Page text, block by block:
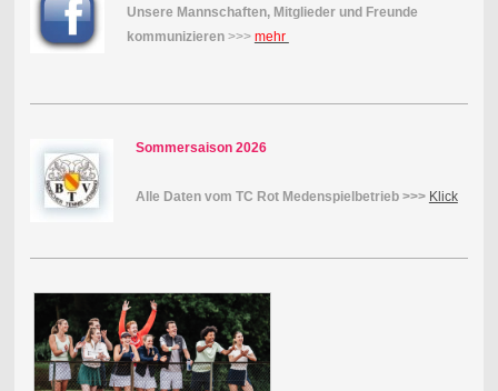
Unsere Mannschaften, Mitglieder und Freunde
kommunizieren>>> mehr
Sommersaison 2026
Alle Daten vom TC Rot Medenspielbetrieb >>> Klick